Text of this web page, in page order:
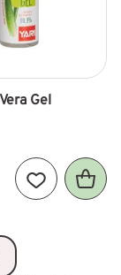
Gel
Lägg till i